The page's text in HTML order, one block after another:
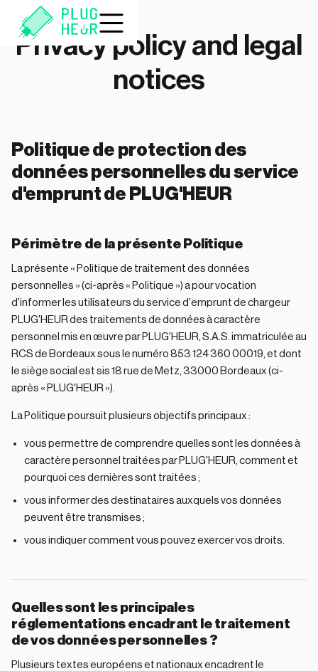
Privacy policy and legal
notices
Politique de protection des
données personnelles du service
d'emprunt de PLUG'HEUR
Périmètre de la présente Politique
La présente « Politique de traitement des données
personnelles » (ci-après « Politique ») a pour vocation
d'informer les utilisateurs du service d'emprunt de chargeur
PLUG'HEUR des traitements de données à caractère
personnel mis en œuvre par PLUG'HEUR, S.A.S. immatriculée au
RCS de Bordeaux sous le numéro 853 124 360 00019, et dont
le siège social est sis 18 rue de Metz, 33000 Bordeaux (ci-
après « PLUG'HEUR »).
La Politique poursuit plusieurs objectifs principaux :
vous permettre de comprendre quelles sont les données à
caractère personnel traitées par PLUG'HEUR, comment et
pourquoi ces dernières sont traitées ;
vous informer des destinataires auxquels vos données
peuvent être transmises ;
vous indiquer comment vous pouvez exercer vos droits.
Quelles sont les principales
réglementations encadrant le traitement
de vos données personnelles ?
Plusieurs textes européens et nationaux encadrent le